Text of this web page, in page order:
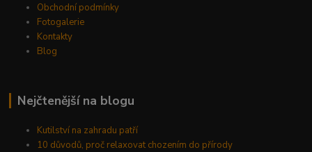
Obchodní podmínky
Fotogalerie
Kontakty
Blog
Nejčtenější na blogu
Kutilství na zahradu patří
10 důvodů, proč relaxovat chozením do přírody